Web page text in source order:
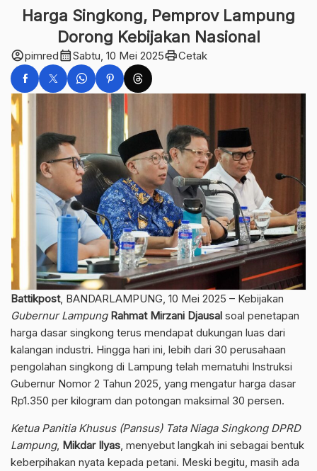
Harga Singkong, Pemprov Lampung
Dorong Kebijakan Nasional
account_circlepimredcalendar_monthSabtu, 10 Mei 2025printCetak
Battikpost, BANDARLAMPUNG, 10 Mei 2025 – Kebijakan
Gubernur Lampung Rahmat Mirzani Djausal soal penetapan
harga dasar singkong terus mendapat dukungan luas dari
kalangan industri. Hingga hari ini, lebih dari 30 perusahaan
pengolahan singkong di Lampung telah mematuhi Instruksi
Gubernur Nomor 2 Tahun 2025, yang mengatur harga dasar
Rp1.350 per kilogram dan potongan maksimal 30 persen.
Ketua Panitia Khusus (Pansus) Tata Niaga Singkong DPRD
Lampung, Mikdar Ilyas, menyebut langkah ini sebagai bentuk
keberpihakan nyata kepada petani. Meski begitu, masih ada